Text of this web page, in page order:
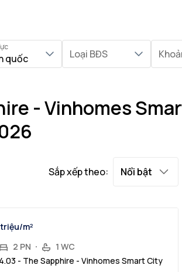
quốc Loại BĐS
- Vinhomes
Sắp xếp theo: Nổi bật
m²
2 PN
1 WC
- The Sapphire - Vinhomes Smart City